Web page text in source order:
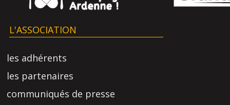
L'ASSOCIATION
les adhérents
les partenaires
communiqués de presse